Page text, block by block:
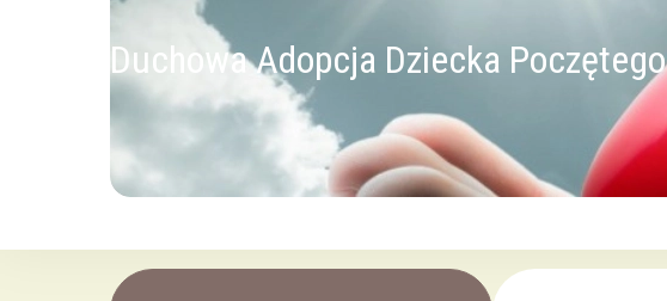
Duchowa Adopcja Dziecka Poczętego